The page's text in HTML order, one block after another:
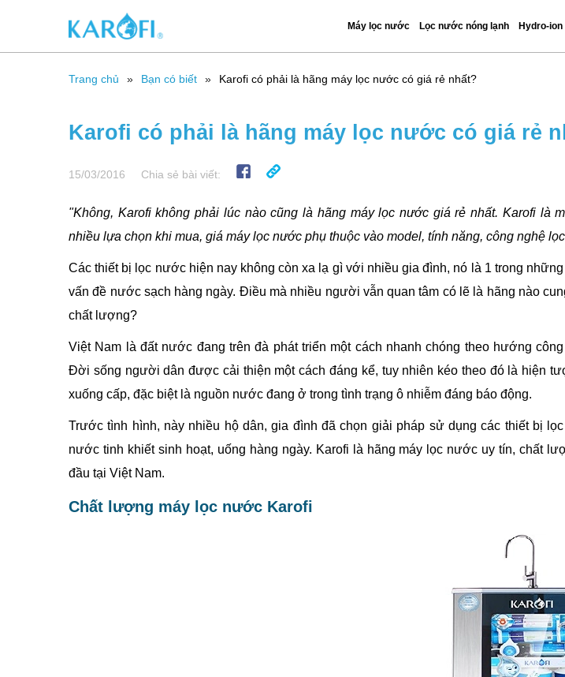
Máy lọc nước Lọc nước nóng lạnh Hydro-ion
Trang chủ Bạn có biết Karofi có phải là hãng máy lọc nước có giá rẻ nhất?
Karofi có phải là hãng máy lọc nước có giá rẻ
15/03/2016 Chia sẻ bài viết:
"Không, Karofi không phải lúc nào cũng là hãng máy lọc nước giá rẻ nhất. Karofi là
nhiều lựa chọn khi mua, giá máy lọc nước phụ thuộc vào model, tính năng, công nghệ
Các thiết bị lọc nước hiện nay không còn xa lạ gì với nhiều gia đình, nó là 1 trong
vấn đề nước sạch hàng ngày. Điều mà nhiều người vẫn quan tâm có lẽ là hãng nào
chất lượng?
Việt Nam là đất nước đang trên đà phát triển một cách nhanh chóng theo hướng
Đời sống người dân được cải thiện một cách đáng kể, tuy nhiên kéo theo đó là hiện
xuống cấp, đặc biệt là nguồn nước đang ở trong tình trạng ô nhiễm đáng báo động.
Trước tình hình, này nhiều hộ dân, gia đình đã chọn giải pháp sử dụng các thiết bị
nước tinh khiết sinh hoạt, uống hàng ngày. Karofi là hãng máy lọc nước uy tín, chất
đầu tại Việt Nam.
Chất lượng máy lọc nước Karofi